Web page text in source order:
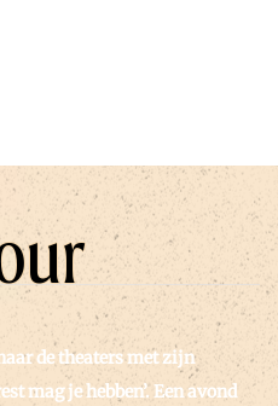
de theaters met zijn
mag je hebben’. Een avond